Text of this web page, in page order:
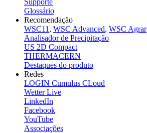
Glossário
Recomendação
WSC11 , WSC Advanced, WSC Agrar
Analisador de Precipitação
US 2D Compact
THERMACERN
Destaques do produto
Redes
LOGIN Cumulus CLoud
Wetter Live
LinkedIn
Facebook
YouTube
Associações